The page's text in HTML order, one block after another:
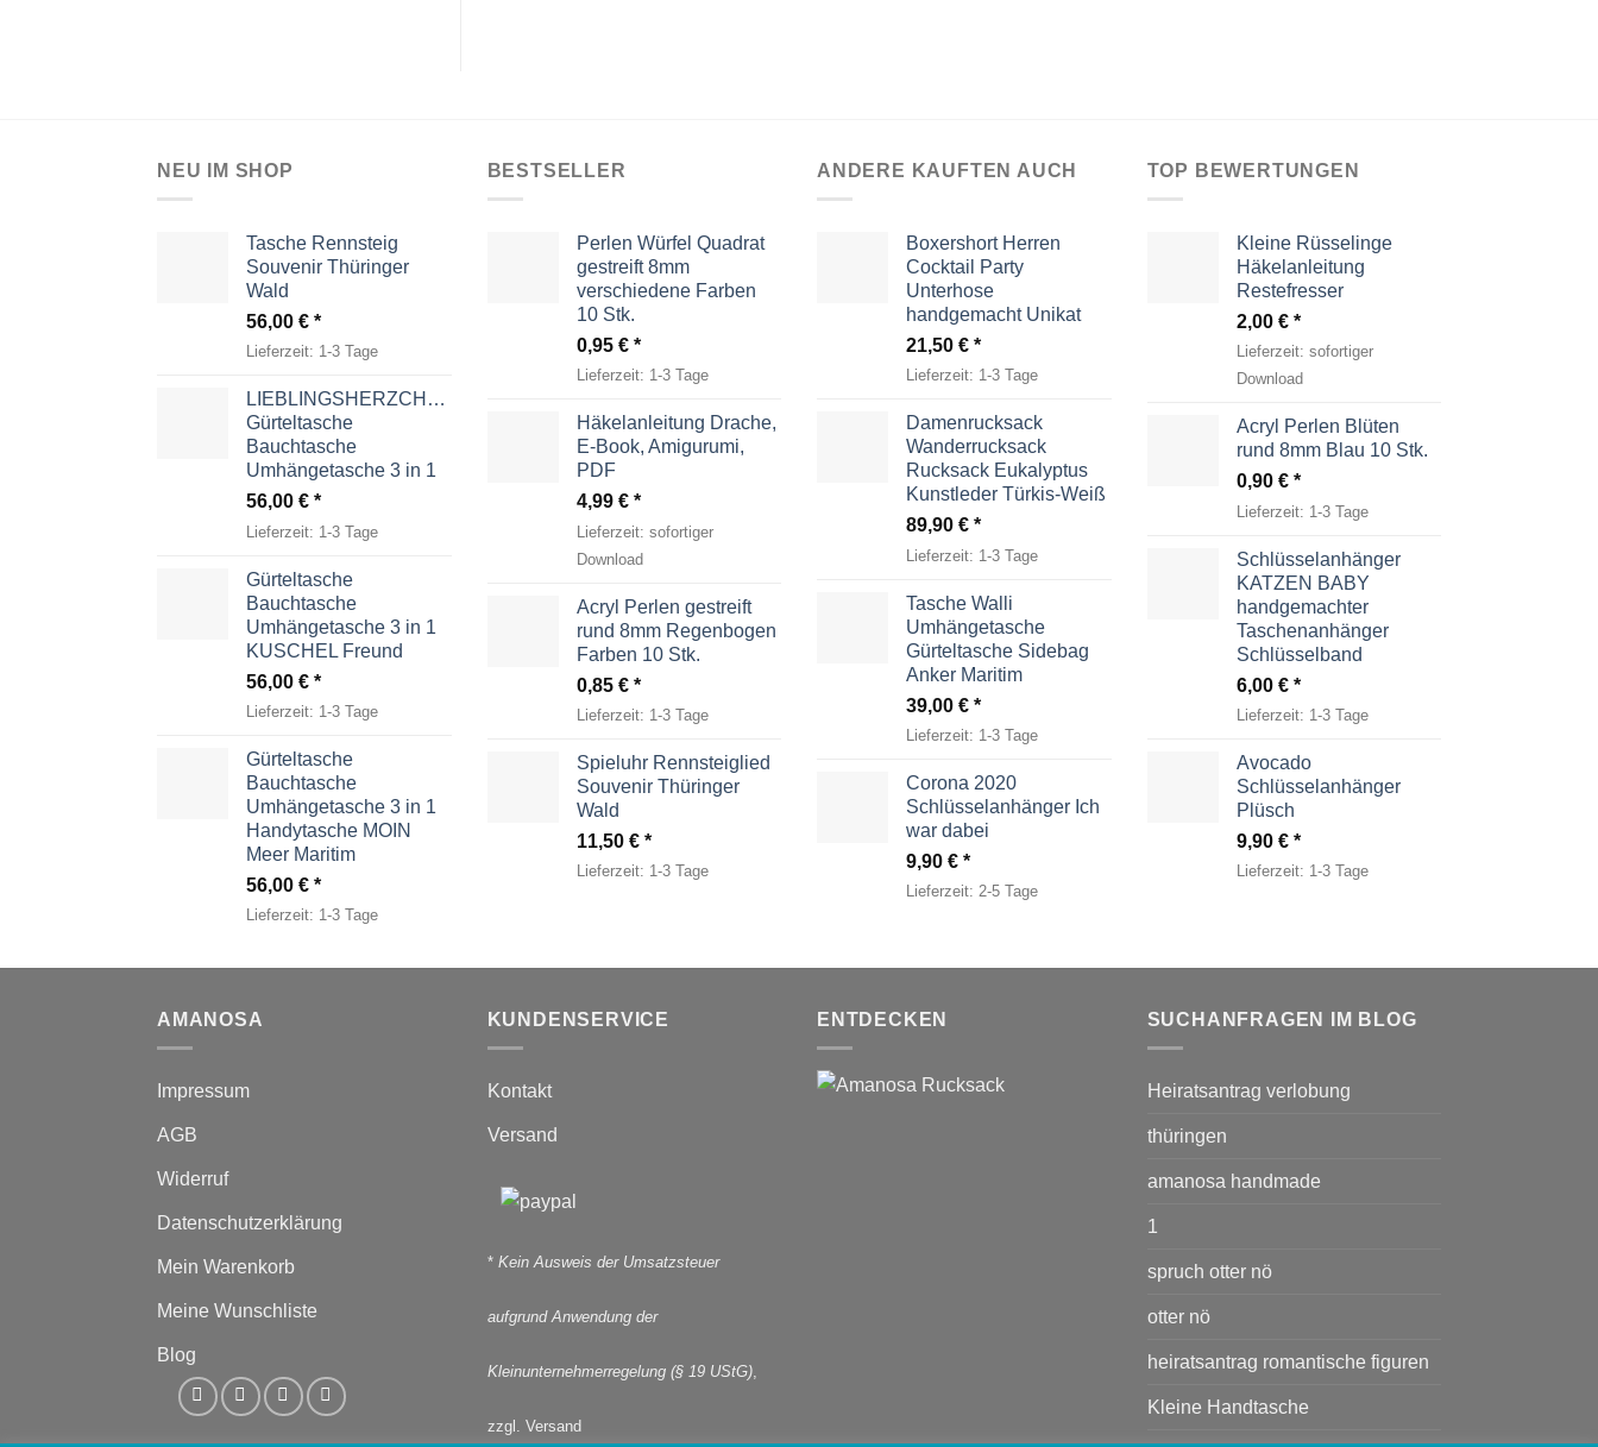
NEU IM SHOP
Tasche Rennsteig
Souvenir Thüringer
Wald
56,00 €
Lieferzeit: 1-3 Tage
LIEBLINGSHERZCHEN
Gürteltasche
Bauchtasche
Umhängetasche 3 in 1
56,00 €
Lieferzeit: 1-3 Tage
Gürteltasche
Bauchtasche
Umhängetasche 3 in 1
KUSCHEL Freund
56,00 €
Lieferzeit: 1-3 Tage
Gürteltasche
Bauchtasche
Umhängetasche 3 in 1
Handytasche MOIN
Meer Maritim
56,00 €
Lieferzeit: 1-3 Tage
BESTSELLER
Perlen Würfel Quadrat
gestreift 8mm
verschiedene Farben
10 Stk.
0,95 €
Lieferzeit: 1-3 Tage
Häkelanleitung Drache,
E-Book, Amigurumi,
PDF
4,99 €
Lieferzeit: sofortiger
Download
Acryl Perlen gestreift
rund 8mm Regenbogen
Farben 10 Stk.
0,85 €
Lieferzeit: 1-3 Tage
Spieluhr Rennsteiglied
Souvenir Thüringer
Wald
11,50 €
Lieferzeit: 1-3 Tage
ANDERE KAUFTEN AUCH
Boxershort Herren
Cocktail Party
Unterhose
handgemacht Unikat
21,50 €
Lieferzeit: 1-3 Tage
Damenrucksack
Wanderrucksack
Rucksack Eukalyptus
Kunstleder Türkis-Weiß
89,90 €
Lieferzeit: 1-3 Tage
Tasche Walli
Umhängetasche
Gürteltasche Sidebag
Anker Maritim
39,00 €
Lieferzeit: 1-3 Tage
Corona 2020
Schlüsselanhänger Ich
war dabei
9,90 €
Lieferzeit: 2-5 Tage
TOP BEWERTUNGEN
Kleine Rüsselinge
Häkelanleitung
Restefresser
2,00 €
Lieferzeit: sofortiger
Download
Acryl Perlen Blüten
rund 8mm Blau 10 Stk.
0,90 €
Lieferzeit: 1-3 Tage
Schlüsselanhänger
KATZEN BABY
handgemachter
Taschenanhänger
Schlüsselband
6,00 €
Lieferzeit: 1-3 Tage
Avocado
Schlüsselanhänger
Plüsch
9,90 €
Lieferzeit: 1-3 Tage
AMANOSA
Impressum
AGB
Widerruf
Datenschutzerklärung
Mein Warenkorb
Meine Wunschliste
Blog
KUNDENSERVICE
Kontakt
Versand
* Kein Ausweis der Umsatzsteuer
aufgrund Anwendung der
Kleinunternehmerregelung (§ 19 UStG),
zzgl. Versand
ENTDECKEN SUCHANFRAGEN IM BLOG
Heiratsantrag verlobung
thüringen
amanosa handmade
1
spruch otter nö
otter nö
heiratsantrag romantische figuren
Kleine Handtasche